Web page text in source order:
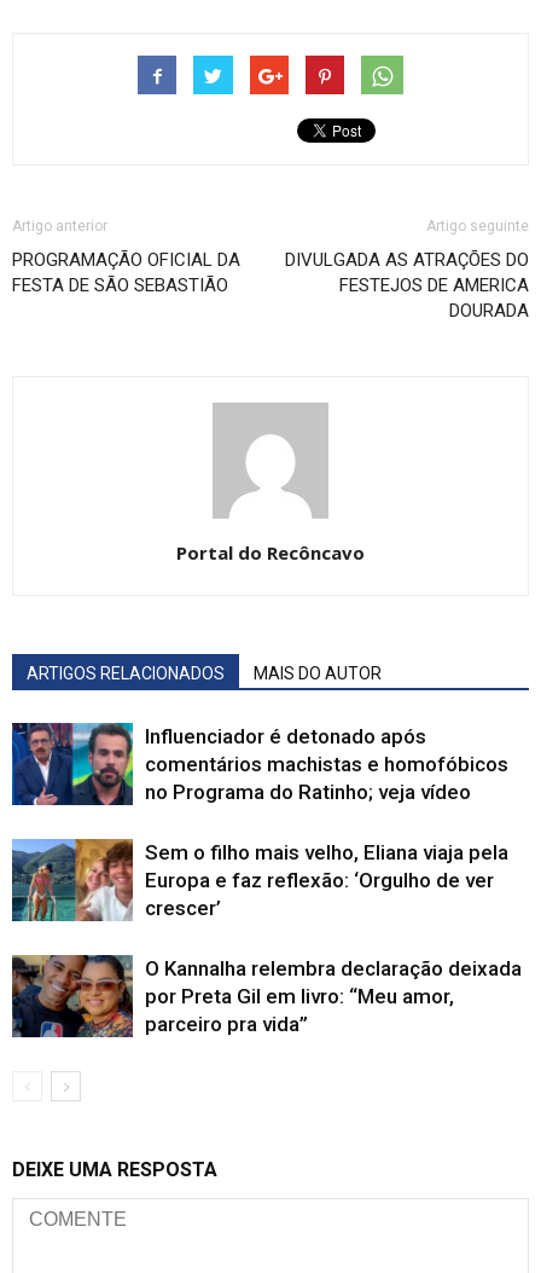
Artigo anterior
PROGRAMAÇÃO OFICIAL DA
FESTA DE SÃO SEBASTIÃO
Artigo seguinte
DIVULGADA AS ATRAÇÕES DO
FESTEJOS DE AMERICA
DOURADA
Portal do Recôncavo
ARTIGOS RELACIONADOS MAIS DO AUTOR
Influenciador é detonado após
comentários machistas e homofóbicos
no Programa do Ratinho; veja vídeo
Sem o filho mais velho, Eliana viaja pela
Europa e faz reflexão: ‘Orgulho de ver
crescer’
O Kannalha relembra declaração deixada
por Preta Gil em livro: “Meu amor,
parceiro pra vida”
DEIXE UMA RESPOSTA